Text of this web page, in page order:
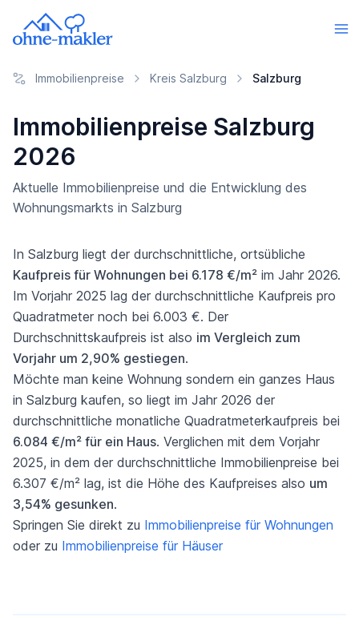
Immobilienpreise Kreis Salzburg Salzburg
Immobilienpreise Salzburg
2026
Aktuelle Immobilienpreise und die Entwicklung des
Wohnungsmarkts in Salzburg
In Salzburg liegt der durchschnittliche, ortsübliche
Kaufpreis für Wohnungen bei 6.178 €/m² im Jahr 2026.
Im Vorjahr 2025 lag der durchschnittliche Kaufpreis pro
Quadratmeter noch bei 6.003 €. Der
Durchschnittskaufpreis ist also im Vergleich zum
Vorjahr um 2,90% gestiegen.
Möchte man keine Wohnung sondern ein ganzes Haus
in Salzburg kaufen, so liegt im Jahr 2026 der
durchschnittliche monatliche Quadratmeterkaufpreis bei
6.084 €/m² für ein Haus. Verglichen mit dem Vorjahr
2025, in dem der durchschnittliche Immobilienpreise bei
6.307 €/m² lag, ist die Höhe des Kaufpreises also um
3,54% gesunken.
Springen Sie direkt zu Immobilienpreise für Wohnungen
oder zu Immobilienpreise für Häuser